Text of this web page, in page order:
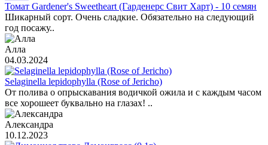
Томат Gardener's Sweetheart (Гарденерс Свит Харт) - 10 семян
Шикарный сорт. Очень сладкие. Обязательно на следующий
год посажу..
Алла
04.03.2024
Selaginella lepidophylla (Rose of Jericho)
От полива о опрыскавания водичкой ожила и с каждым часом
все хорошеет буквально на глазах! ..
Александра
10.12.2023